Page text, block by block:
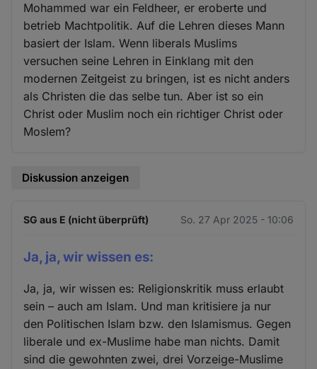
Mohammed war ein Feldheer, er eroberte und
betrieb Machtpolitik. Auf die Lehren dieses Mann
basiert der Islam. Wenn liberals Muslims
versuchen seine Lehren in Einklang mit den
modernen Zeitgeist zu bringen, ist es nicht anders
als Christen die das selbe tun. Aber ist so ein
Christ oder Muslim noch ein richtiger Christ oder
Moslem?
Diskussion anzeigen
SG aus E (nicht überprüft) So. 27 Apr 2025 - 10:06
Ja, ja, wir wissen es:
Ja, ja, wir wissen es: Religionskritik muss erlaubt
sein – auch am Islam. Und man kritisiere ja nur
den Politischen Islam bzw. den Islamismus. Gegen
liberale und ex-Muslime habe man nichts. Damit
sind die gewohnten zwei, drei Vorzeige-Muslime